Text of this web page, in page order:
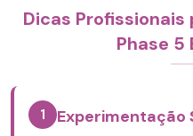
Dicas Profissionais
Phase 5
1 Experimentação